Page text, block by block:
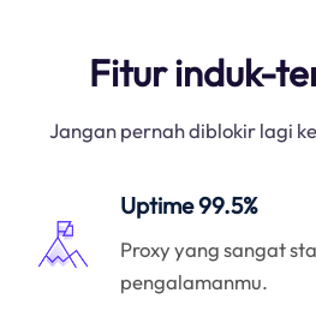
Fitur induk-
Jangan pernah diblokir lagi
Uptime 99.5%
Proxy yang sangat
pengalamanmu.